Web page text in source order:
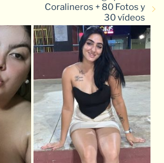
Coralineros + 80 Fotos y
30 vídeos